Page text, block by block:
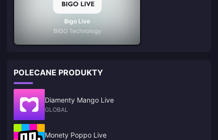
Bigo Live
BIGO Technology
POLECANE PRODUKTY
Diamenty Mango Live
GLOBAL
Monety Poppo Live